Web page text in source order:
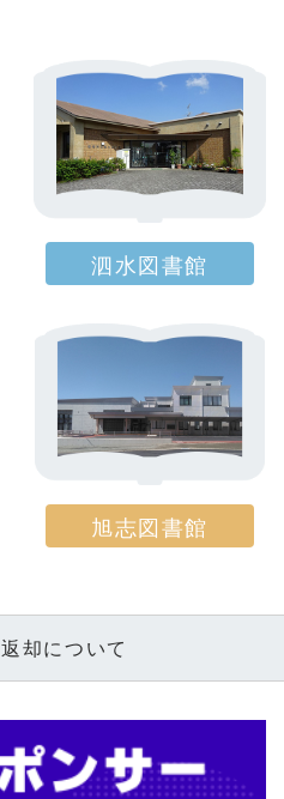
泗水図書館
旭志図書館
返却について